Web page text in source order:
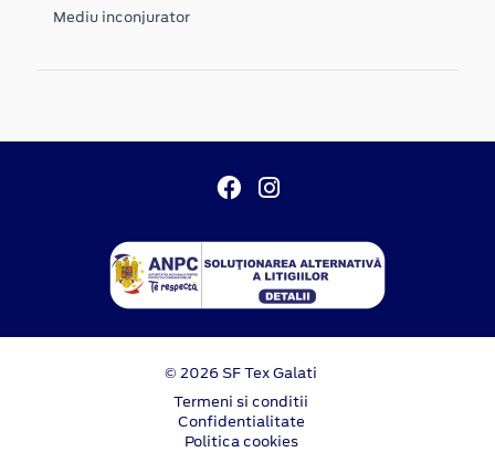
Mediu inconjurator
© 2026 SF Tex Galati
Termeni si conditii
Confidentialitate
Politica cookies